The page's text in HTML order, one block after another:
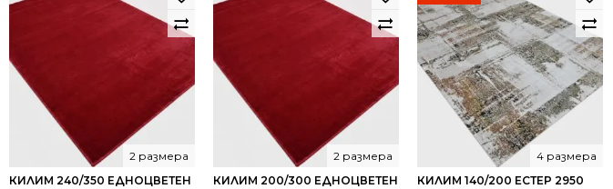
КИЛИМ 240/350 ЕДНОЦВЕТЕН
2 размера
КИЛИМ 200/300 ЕДНОЦВЕТЕН
2 размера
КИЛИМ 140/200 ЕСТЕР 2950
4 размера